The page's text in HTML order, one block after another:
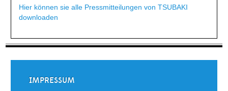
Hier können sie alle Pressmitteilungen von TSUBAKI
downloaden
IMPRESSUM